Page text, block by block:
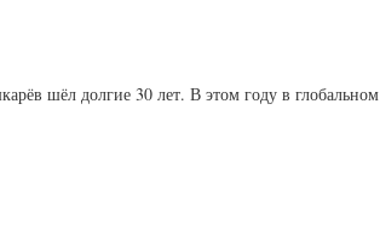
шёл долгие 30 лет. В этом году в глобальном